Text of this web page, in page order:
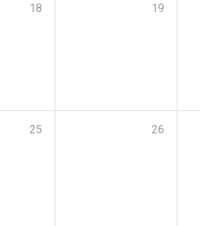
18 19
25 26